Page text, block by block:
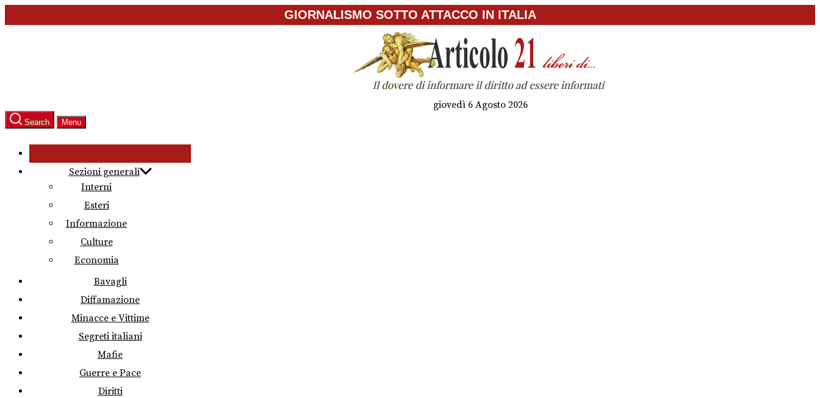
to
GIORNALISMO SOTTO ATTACCO IN ITALIA
giovedì 6 Agosto 2026
Search Menu
Sezioni generali
Interni
Esteri
Informazione
Culture
Economia
Bavagli
Diffamazione
Minacce e Vittime
Segreti italiani
Mafie
Guerre e Pace
Diritti